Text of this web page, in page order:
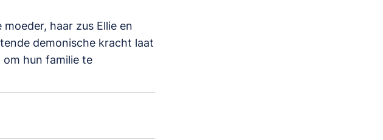
haar zus Ellie en
demonische kracht laat
hun familie te